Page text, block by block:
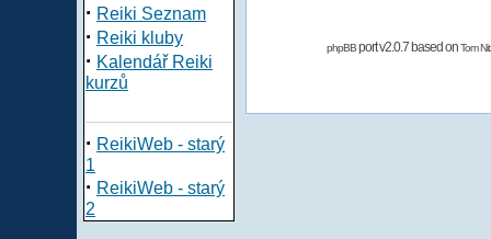
· Reiki Seznam
· Reiki kluby
· Kalendář Reiki
kurzů
· ReikiWeb - starý
1
· ReikiWeb - starý
2
phpBBport v2.0.7 based onTom